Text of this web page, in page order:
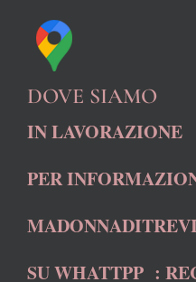
DOVE SIAMO
IN LAVORAZIONE
PER
SU WHATTPP :